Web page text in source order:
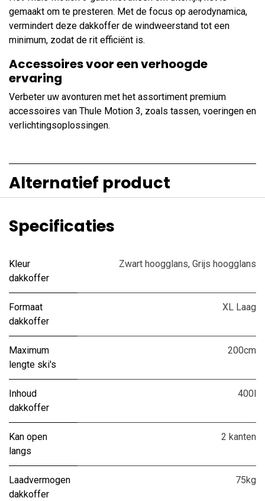
gemaakt om te presteren. Met de focus op aerodynamica,
vermindert deze dakkoffer de windweerstand tot een
minimum, zodat de rit efficiënt is.
Accessoires voor een verhoogde
ervaring
Verbeter uw avonturen met het assortiment premium
accessoires van Thule Motion 3, zoals tassen, voeringen en
verlichtingsoplossingen.
Alternatief product
Specificaties
Kleur
dakkoffer
Zwart hoogglans, Grijs hoogglans
Formaat
dakkoffer
XL Laag
Maximum
lengte ski's
200cm
Inhoud
dakkoffer
400l
Kan open
langs
2 kanten
Laadvermogen
dakkoffer
75kg